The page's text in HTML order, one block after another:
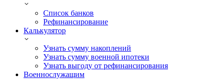
Список банков
Рефинансирование
Калькулятор
Узнать сумму накоплений
Узнать сумму военной ипотеки
Узнать выгоду от рефинансирования
Военнослужащим